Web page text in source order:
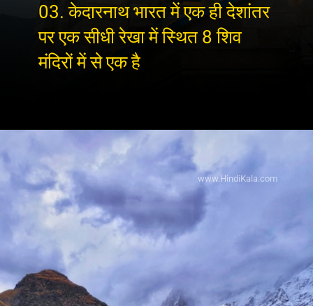
03. केदारनाथ भारत में एक ही देशांतर
पर एक सीधी रेखा में स्थित 8 शिव
मंदिरों में से एक है
www.HindiKala.com